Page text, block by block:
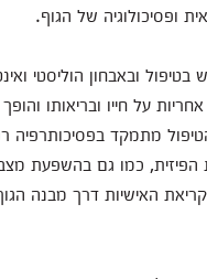
ופסיכולוגיה של הגוף.
ובאבחון הוליסטי
על חייו ובריאותו
מתמקד בפסיכותרפיה
הפיזית, כמו גם בהשפעת
האישיות דרך מבנה